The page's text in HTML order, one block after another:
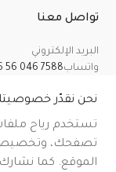
تواصل معنا
البريد الإلكتروني
واتساب56 046 7588
سياسة الإرجاع والاسترداد
CR No.| VAT No.
نحن نقدّر
تستخدم رياح
تصفحك، وتخصيص
الموقع. كما